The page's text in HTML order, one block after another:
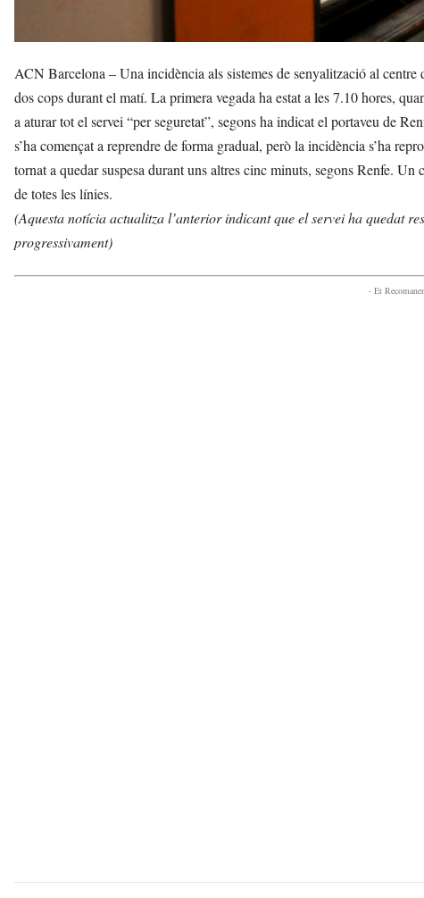
ACN Barcelona – Una incidència als sistemes de senyalització al
dos cops durant el matí. La primera vegada ha estat a les 7.10 hores,
a aturar tot el servei “per seguretat”, segons ha indicat el portaveu de
s’ha començat a reprendre de forma gradual, però la incidència s’ha
tornat a quedar suspesa durant uns altres cinc minuts, segons Renfe.
de totes les línies.
(Aquesta notícia actualitza l’anterior indicant que el servei ha quedat
progressivament)
- Et